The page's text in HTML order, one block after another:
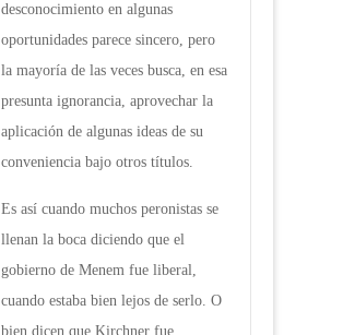
desconocimiento en algunas
oportunidades parece sincero, pero
la mayoría de las veces busca, en esa
presunta ignorancia, aprovechar la
aplicación de algunas ideas de su
conveniencia bajo otros títulos.
Es así cuando muchos peronistas se
llenan la boca diciendo que el
gobierno de Menem fue liberal,
cuando estaba bien lejos de serlo. O
bien dicen que Kirchner fue